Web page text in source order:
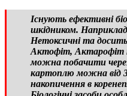
Існують ефективні
шкідником.
Нетоксичні та
Актофіт, Актарофіт
можна побачити
картоплю можна від 3
накопичення в